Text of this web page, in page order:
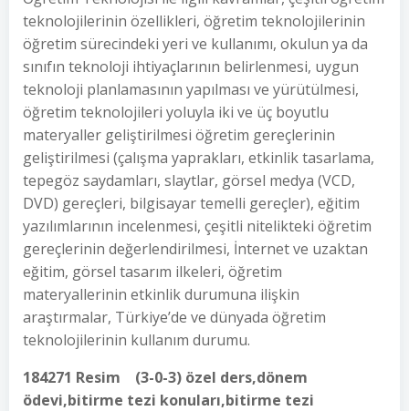
teknolojilerinin özellikleri, öğretim teknolojilerinin
öğretim sürecindeki yeri ve kullanımı, okulun ya da
sınıfın teknoloji ihtiyaçlarının belirlenmesi, uygun
teknoloji planlamasının yapılması ve yürütülmesi,
öğretim teknolojileri yoluyla iki ve üç boyutlu
materyaller geliştirilmesi öğretim gereçlerinin
geliştirilmesi (çalışma yaprakları, etkinlik tasarlama,
tepegöz saydamları, slaytlar, görsel medya (VCD,
DVD) gereçleri, bilgisayar temelli gereçler), eğitim
yazılımlarının incelenmesi, çeşitli nitelikteki öğretim
gereçlerinin değerlendirilmesi, İnternet ve uzaktan
eğitim, görsel tasarım ilkeleri, öğretim
materyallerinin etkinlik durumuna ilişkin
araştırmalar, Türkiye’de ve dünyada öğretim
teknolojilerinin kullanım durumu.
184271 Resim (3-0-3) özel ders,dönem
ödevi,bitirme tezi konuları,bitirme tezi